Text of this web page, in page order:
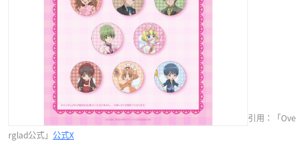
引用：「Ove
rglad公式」 公式X